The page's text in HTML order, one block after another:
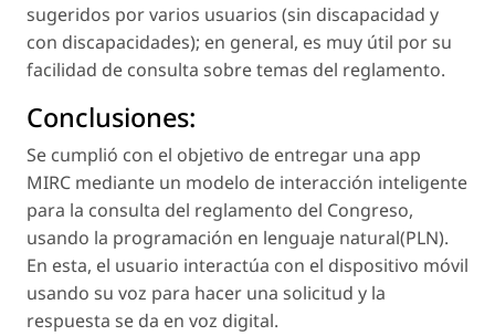
sugeridos por varios usuarios (sin discapacidad y
con discapacidades); en general, es muy útil por su
facilidad de consulta sobre temas del reglamento.
Conclusiones:
Se cumplió con el objetivo de entregar una app
MIRC mediante un modelo de interacción inteligente
para la consulta del reglamento del Congreso,
usando la programación en lenguaje natural(PLN).
En esta, el usuario interactúa con el dispositivo móvil
usando su voz para hacer una solicitud y la
respuesta se da en voz digital.